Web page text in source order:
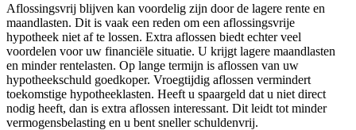
Aflossingsvrij blijven kan voordelig zijn door de lagere rente en
maandlasten. Dit is vaak een reden om een aflossingsvrije
hypotheek niet af te lossen. Extra aflossen biedt echter veel
voordelen voor uw financiële situatie. U krijgt lagere maandlasten
en minder rentelasten. Op lange termijn is aflossen van uw
hypotheekschuld goedkoper. Vroegtijdig aflossen vermindert
toekomstige hypotheeklasten. Heeft u spaargeld dat u niet direct
nodig heeft, dan is extra aflossen interessant. Dit leidt tot minder
vermogensbelasting en u bent sneller schuldenvrij.